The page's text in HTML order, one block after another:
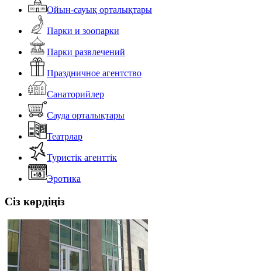
Ойын-сауық орталықтары
Парки и зоопарки
Парки развлечений
Праздничное агентство
Санаторийлер
Сауда орталықтары
Театрлар
Туристік агенттік
Эротика
Сіз көрдіңіз